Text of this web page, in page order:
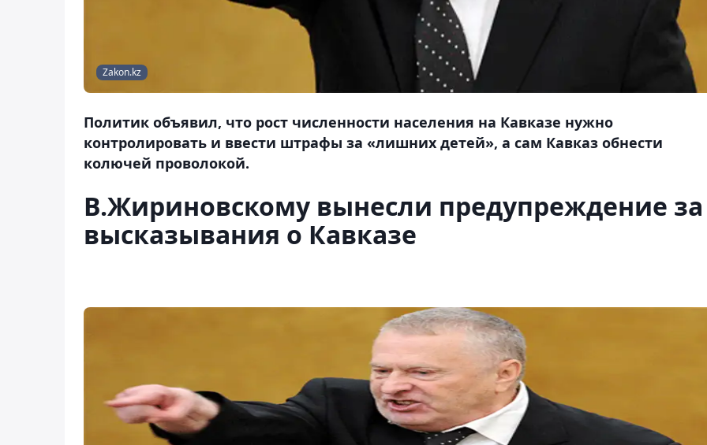
Zakon.kz
Политик объявил, что рост численности населения на Кавказе нужно
контролировать и ввести штрафы за «лишних детей», а сам Кавказ обнести
колючей проволокой.
В.Жириновскому вынесли предупреждение за
высказывания о Кавказе